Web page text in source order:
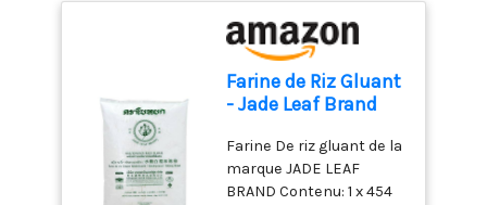
Farine de Riz Gluant
- Jade Leaf Brand
Farine De riz gluant de la
marque JADE LEAF
BRAND Contenu: 1 x 454